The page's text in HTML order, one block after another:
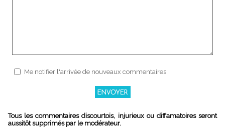
Me notifier l'arrivée de nouveaux commentaires
Tous les commentaires discourtois, injurieux ou diffamatoires seront
aussitôt supprimés par le modérateur.